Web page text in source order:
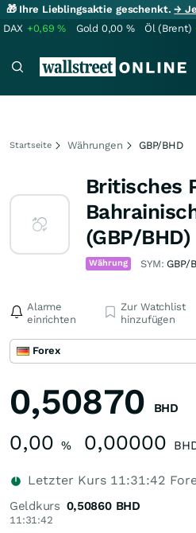
🎁 Ihre Lieblingsaktie geschenkt.→
DAX +0,69% Gold 0,00 % Öl (Brent)
Startseite Währungen GBP/BHD
Britisches
(GBP/BHD)
Währung SYM: GBP/
Alarme
einrichten
Zur Watchlist
hinzufügen
Forex
0,50870 BHD
0,00 % 0,00000
Letzter Kurs 11:31:42
Geldkurs
11:31:42
0,50860 BHD